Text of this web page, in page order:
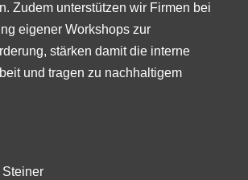
Zudem unterstützen wir Firmen bei
eigener Workshops zur
stärken damit die interne
und tragen zu nachhaltigem
Steiner